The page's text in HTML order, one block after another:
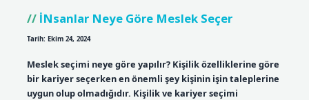
İNsanlar Neye Göre Meslek Seçer
Tarih: Ekim 24, 2024
Meslek seçimi neye göre yapılır? Kişilik özelliklerine göre
bir kariyer seçerken en önemli şey kişinin işin taleplerine
uygun olup olmadığıdır. Kişilik ve kariyer seçimi